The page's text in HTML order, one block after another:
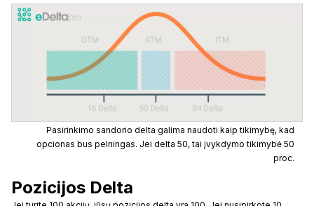
Pasirinkimo sandorio delta galima naudoti kaip tikimybę, kad
opcionas bus pelningas. Jei delta 50, tai įvykdymo tikimybė 50
proc.
Pozicijos Delta